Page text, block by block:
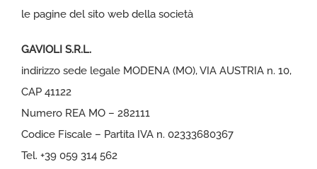
le pagine del sito web della società
GAVIOLI S.R.L.
indirizzo sede legale MODENA (MO), VIA AUSTRIA n. 10,
CAP 41122
Numero REA MO – 282111
Codice Fiscale – Partita IVA n. 02333680367
Tel. +39 059 314 562